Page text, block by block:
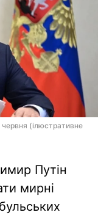
(ілюстративне
Путін
мирні